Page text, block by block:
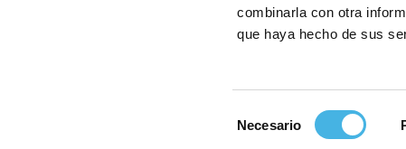
combinarla con otra
que haya hecho de sus
de
Necesario
info@fundaciontrinidadalfonso.org